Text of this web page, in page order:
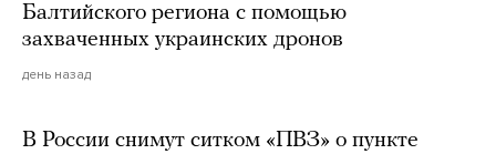
Балтийского региона с помощью
захваченных украинских дронов
день назад
В России снимут ситком «ПВЗ» о пункте